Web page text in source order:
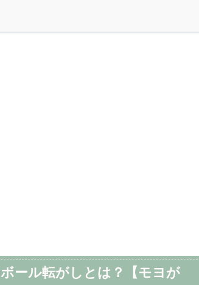
ール転がしとは？ 【モヨが